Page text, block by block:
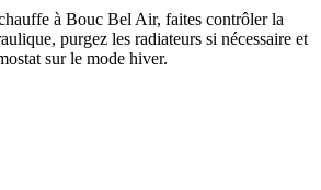
à Bouc Bel Air, faites contrôler la
purgez les radiateurs si nécessaire et
sur le mode hiver.